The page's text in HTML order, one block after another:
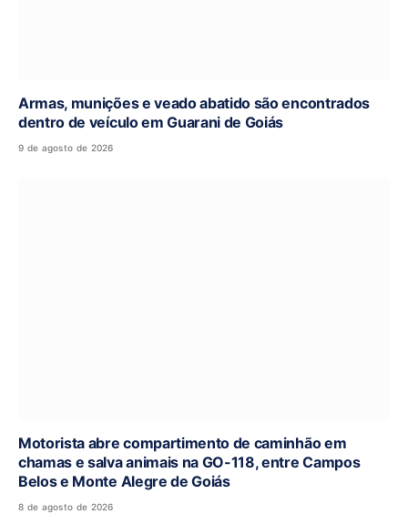
Armas, munições e veado abatido são encontrados
dentro de veículo em Guarani de Goiás
9 de agosto de 2026
Motorista abre compartimento de caminhão em
chamas e salva animais na GO-118, entre Campos
Belos e Monte Alegre de Goiás
8 de agosto de 2026